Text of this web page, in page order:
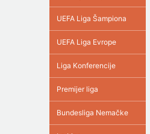
UEFA Liga Šampiona
UEFA Liga Evrope
Liga Konferencije
Premijer liga
Bundesliga Nemačke